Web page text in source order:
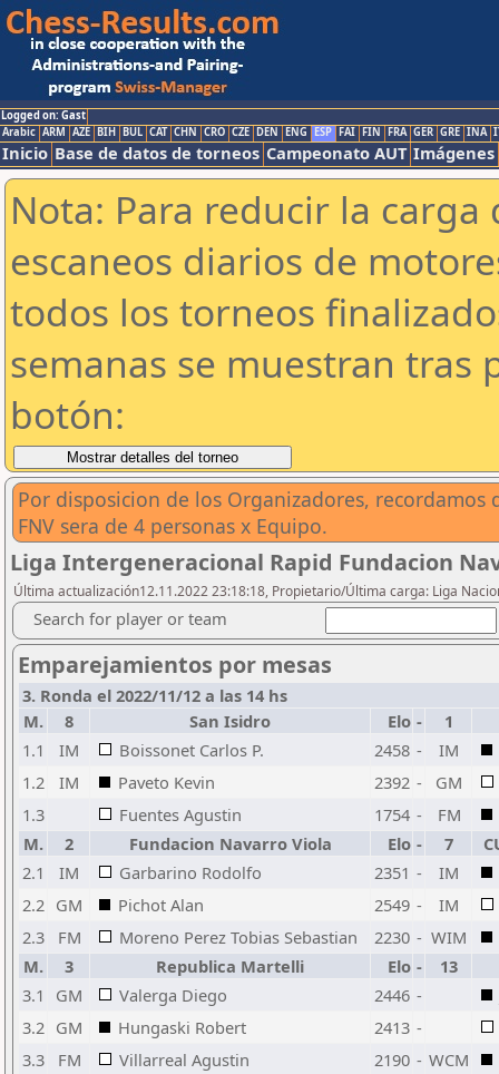
Logged on: Gast
Arabic ARM AZE BIH BUL CAT CHN CRO CZE DEN ENG ESP FAI FIN FRA GER GRE INA
Inicio Base de datos de torneos Campeonato AUT Imágenes
Nota: Para reducir la
escaneos diarios de
todos los torneos
semanas se muestran tras
botón:
Por disposicion de los Organizadores,
FNV sera de 4 personas x Equipo.
Liga Intergeneracional Rapid Fundacion
Última actualización12.11.2022 23:18:18, Propietario/Última carga: Liga
Search for player or team
Emparejamientos por mesas
3. Ronda el 2022/11/12 a las 14 hs
M.
8 San Isidro Elo -
1
1.1
IM Boissonet Carlos P. 2458 -
IM
1.2
IM Paveto Kevin 2392 -
GM
1.3
Fuentes Agustin 1754 -
FM
M.
2 Fundacion Navarro Viola Elo - 7
2.1
IM Garbarino Rodolfo 2351 -
IM
2.2 GM Pichot Alan 2549 -
IM
2.3
FM Moreno Perez Tobias Sebastian 2230 - WIM
M.
3 Republica Martelli Elo -
13
3.1
GM Valerga Diego 2446 -
3.2 GM Hungaski Robert 2413 -
3.3
FM Villarreal Agustin 2190 - WCM